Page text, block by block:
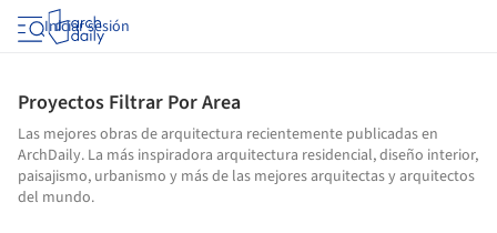
Iniciar sesión
Proyectos Filtrar Por Area
Las mejores obras de arquitectura recientemente publicadas en
ArchDaily. La más inspiradora arquitectura residencial, diseño interior,
paisajismo, urbanismo y más de las mejores arquitectas y arquitectos
del mundo.